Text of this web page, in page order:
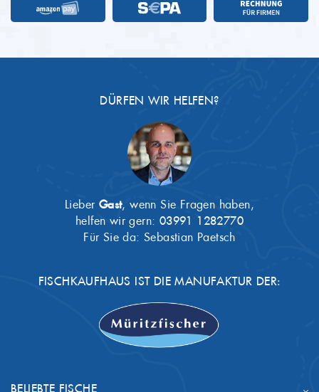
DÜRFEN WIR HELFEN?
Lieber Gast, wenn Sie Fragen haben,
helfen wir gern: 03991 1282770
Für Sie da: Sebastian Paetsch
FISCHKAUFHAUS IST DIE MANUFAKTUR DER:
BELIEBTE FISCHE